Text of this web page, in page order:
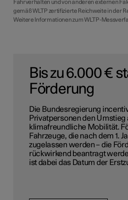
Fahrverhalten und von anderen externen
gemäß WLTP zertifizierte Reichweite in der
Weitere Informationen zum WLTP-
Bis zu 6.000 €
Förderung
Die Bundesregierung
Privatpersonen den Umstieg
klimafreundliche Mobilität.
Fahrzeuge, die nach dem 1.
zugelassen werden – die
rückwirkend beantragt
ist dabei das Datum der